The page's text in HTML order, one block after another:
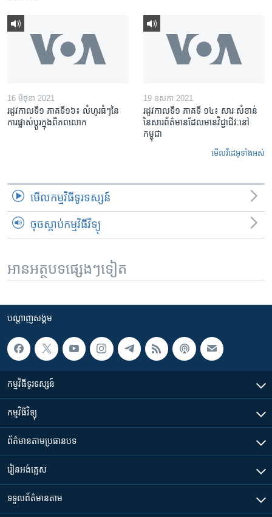
16 មិថុនា 2021
រដូវកាលទី១ ភាគទី១៦៖ លំហូរ​ធំៗ​នៃ​
ការ​ផ្លាស់ប្តូរ​ក្នុង​ពិភពលោក
19 ឧសភា 2021
រដូវកាលទី១ ភាគទី ១៤៖ សារៈសំខាន់​
នៃ​សារព័ត៌មាន​ដែល​មាន​វិជ្ជាជីវៈនៅ
កម្ពុជា
មើល​វីដេអូ​ទាំង​អស់
មើល​កម្មវិធី​ទូរទស្សន៍
ចុចស្តាប់កម្មវិធីវិទ្យុ
អានអត្ថបទផ្សេងៗទៀត
បណ្តាញ​សង្គម
កម្មវិធី​ទូរទស្សន៍
កម្មវិធី​វិទ្យុ
ព័ត៌មាន​តាមប្រធានបទ​
រៀន​​អង់គ្លេស
ទទួល​ព័ត៌មាន​តាម